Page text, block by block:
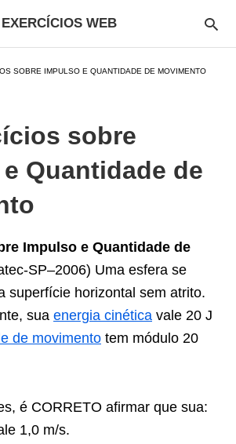
EXERCÍCIOS WEB
SOBRE IMPULSO E QUANTIDADE DE MOVIMENTO
sobre
Quantidade de
Impulso e Quantidade de
SP–2006) Uma esfera se
superfície horizontal sem atrito.
sua energia cinética vale 20 J
de movimento tem módulo 20
é CORRETO afirmar que sua:
1,0 m/s.